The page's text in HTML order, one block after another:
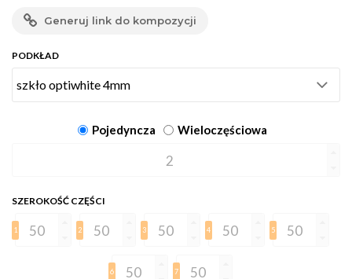
Generuj link do kompozycji
PODKŁAD
Pojedyncza Wieloczęściowa
SZEROKOŚĆ CZĘŚCI
1 2 3 4 5
6 7